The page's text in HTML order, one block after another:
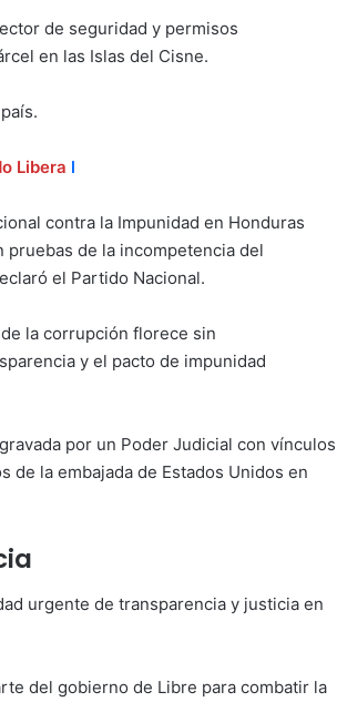
de seguridad y permisos
en las Islas del Cisne.
Libera l
contra la Impunidad en Honduras
pruebas de la incompetencia del
el Partido Nacional.
la corrupción florece sin
y el pacto de impunidad
por un Poder Judicial con vínculos
de la embajada de Estados Unidos en
urgente de transparencia y justicia en
del gobierno de Libre para combatir la